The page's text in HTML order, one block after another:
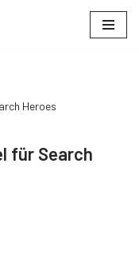
Heroes
für Search